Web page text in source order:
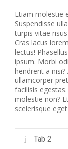
Etiam molestie
Suspendisse
turpis vitae
Cras lacus
lectus!
ipsum. Morbi
hendrerit a
ullamcorper
facilisis
molestie non?
scelerisque
Tab 2